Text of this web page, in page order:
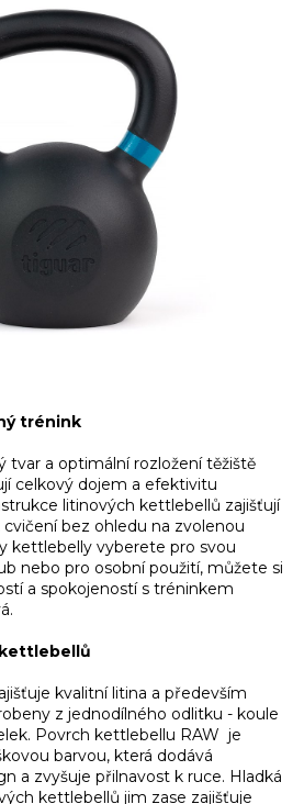
trénink
tvar a optimální rozložení těžiště
celkový dojem a efektivitu
litinových kettlebellů zajišťují
bez ohledu na zvolenou
kettlebelly vyberete pro svou
nebo pro osobní použití, můžete si
a spokojeností s tréninkem
kvalitní litina a především
z jednodílného odlitku - koule
Povrch kettlebellu RAW je
barvou, která dodává
a zvyšuje přilnavost k ruce. Hladká
kettlebellů jim zase zajišťuje